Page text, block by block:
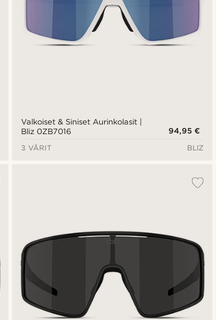
Valkoiset & Siniset Aurinkolasit |
Bliz 0ZB7016
94,95 €
3 VÄRIT
BLIZ